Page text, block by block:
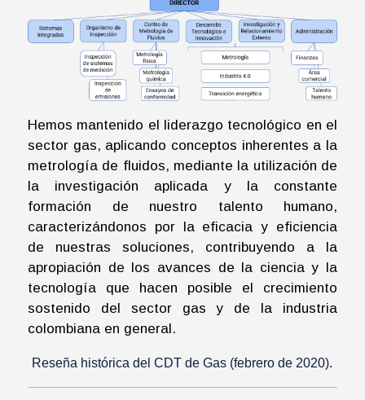
Hemos mantenido el liderazgo tecnológico en el
sector gas, aplicando conceptos inherentes a la
metrología de fluidos, mediante la utilización de
la investigación aplicada y la constante
formación de nuestro talento humano,
caracterizándonos por la eficacia y eficiencia
de nuestras soluciones, contribuyendo a la
apropiación de los avances de la ciencia y la
tecnología que hacen posible el crecimiento
sostenido del sector gas y de la industria
colombiana en general.
Reseña histórica del CDT de Gas (febrero de 2020).